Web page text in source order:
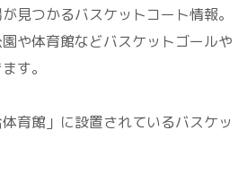
見つかるバスケットコート情報。
や体育館などバスケットゴールや
す。
育館」に設置されているバスケッ